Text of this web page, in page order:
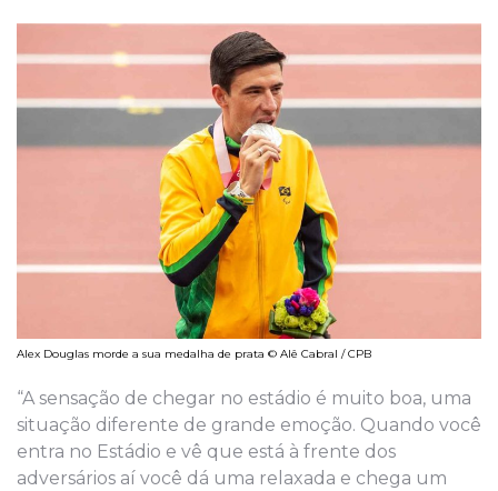
Alex Douglas morde a sua medalha de prata © Alê Cabral / CPB
“A sensação de chegar no estádio é muito boa, uma
situação diferente de grande emoção. Quando você
entra no Estádio e vê que está à frente dos
adversários aí você dá uma relaxada e chega um